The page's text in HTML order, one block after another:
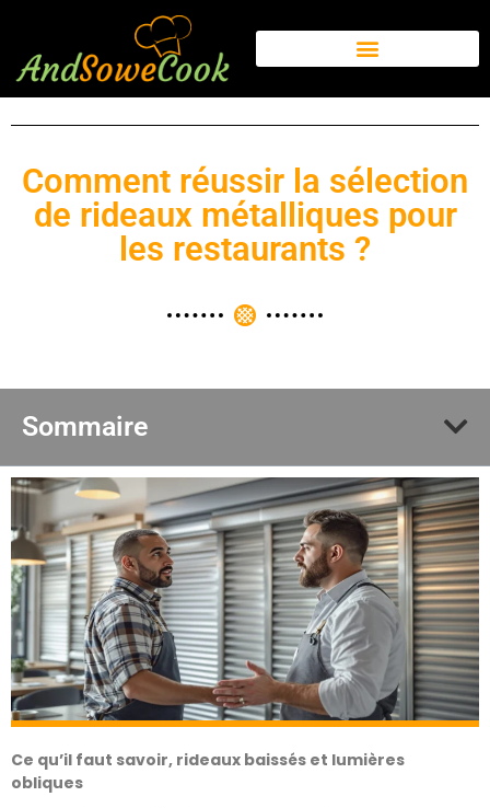
Comment réussir la sélection
de rideaux métalliques pour
les restaurants ?
Sommaire
Ce qu’il faut savoir, rideaux baissés et lumières
obliques